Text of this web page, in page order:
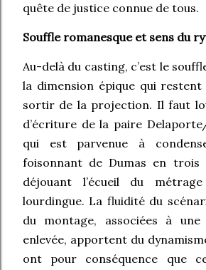
quête de justice connue de tous.
Souffle romanesque et sens du
Au-delà du casting, c’est le
la dimension épique qui
sortir de la projection. Il faut
d’écriture de la paire
qui est parvenue à
foisonnant de Dumas en trois
déjouant l’écueil du
lourdingue. La fluidité du
du montage, associées à
enlevée, apportent du
ont pour conséquence que